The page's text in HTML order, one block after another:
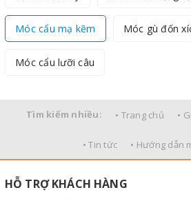
Móc cẩu mạ kẽm Móc gù đốn
Móc cẩu lưỡi câu
Tìm kiếm nhiều: • Trang chủ •
• Tin tức • Hướng dẫn
HỖ TRỢ KHÁCH HÀNG